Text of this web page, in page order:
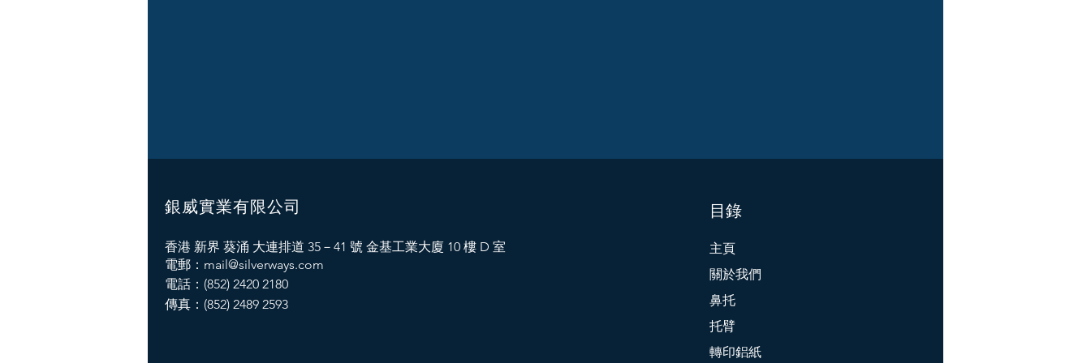
銀威實業有限公司
香港 新界 葵涌 大連排道 35－41 號 金基工業大廈 10 樓 D 室
電郵： mail@silverways.com
電話：(852) 2420 2180
傳真：(852) 2489 2593
目錄
主頁
關於我們
鼻托
托臂
轉印鋁紙